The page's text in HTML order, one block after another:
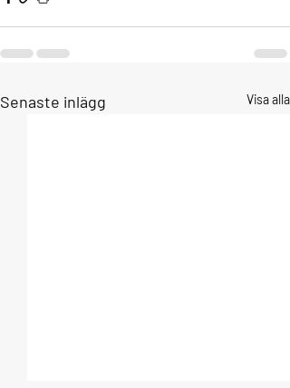
Senaste inlägg Visa alla